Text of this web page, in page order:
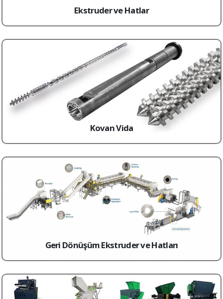
Ekstruder ve Hatlar
Kovan Vida
Geri Dönüşüm Ekstruder ve Hatları